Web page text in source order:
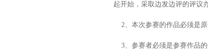
起开始，采取边发边评的评议办
2、本次参赛的作品必须是原
3、参赛者必须是参赛作品的